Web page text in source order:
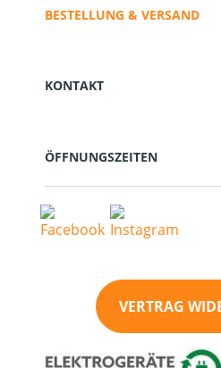
BESTELLUNG & VERSAND
KONTAKT
ÖFFNUNGSZEITEN
VERTRAG